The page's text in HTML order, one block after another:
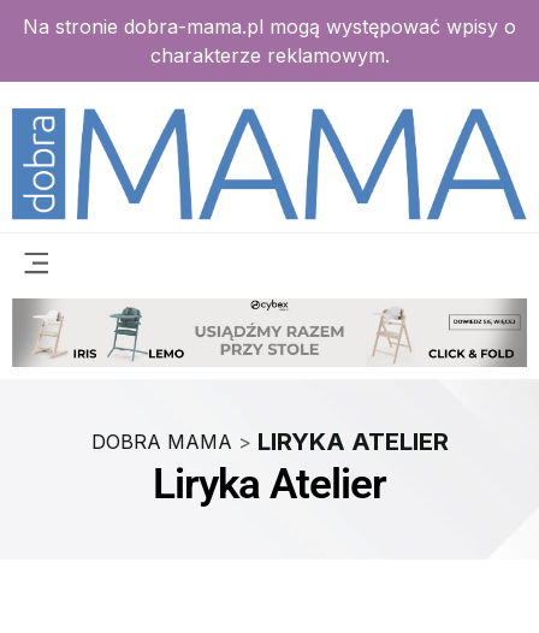
Na stronie dobra-mama.pl mogą występować wpisy o
charakterze reklamowym.
DOBRA MAMA > LIRYKA ATELIER
Liryka Atelier